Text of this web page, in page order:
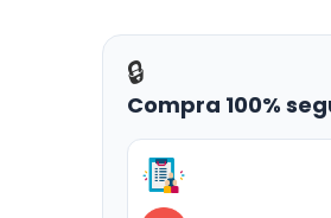
🔒
Compra 100%